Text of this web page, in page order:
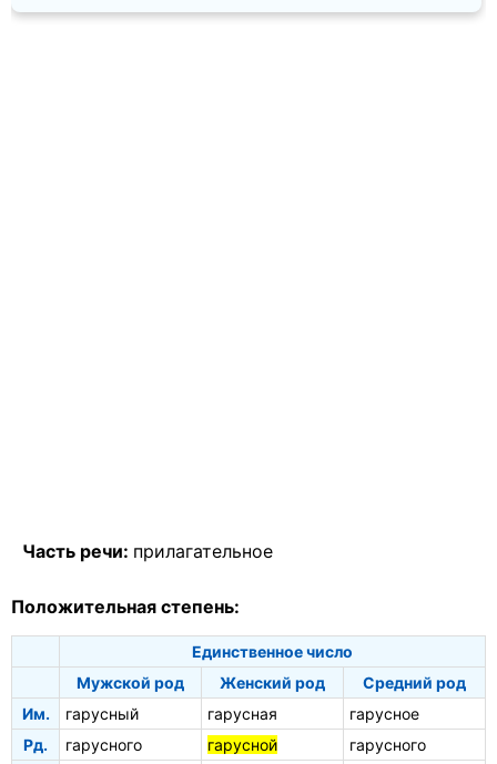
Часть речи: прилагательное
Положительная степень:
Единственное число
Мужской род
Женский род
Средний род
Им.
гарусный гарусная
гарусное
Рд.
гарусного гарусной
гарусного